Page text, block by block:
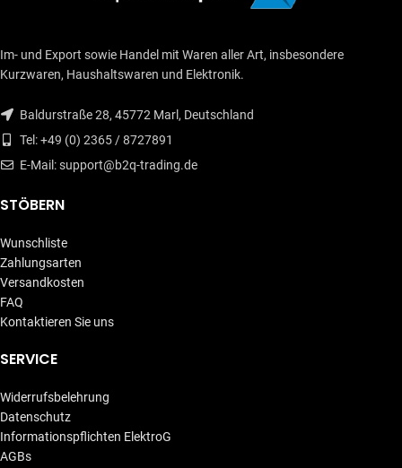
Im- und Export sowie Handel mit Waren aller Art, insbesondere
Kurzwaren, Haushaltswaren und Elektronik.
Baldurstraße 28, 45772 Marl, Deutschland
Tel: +49 (0) 2365 / 8727891
E-Mail: support@b2q-trading.de
STÖBERN
Wunschliste
Zahlungsarten
Versandkosten
FAQ
Kontaktieren Sie uns
SERVICE
Widerrufsbelehrung
Datenschutz
Informationspflichten ElektroG
AGBs